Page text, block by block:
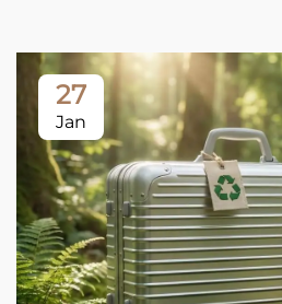
27
Jan